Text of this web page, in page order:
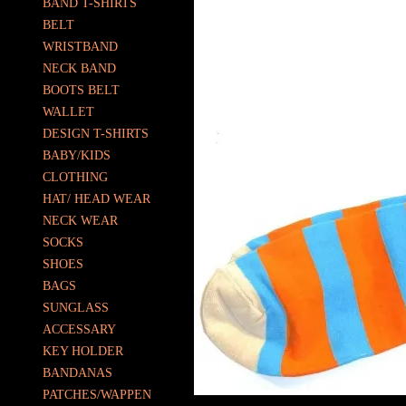
BAND T-SHIRTS
BELT
WRISTBAND
NECK BAND
BOOTS BELT
WALLET
DESIGN T-SHIRTS
BABY/KIDS
CLOTHING
HAT/ HEAD WEAR
NECK WEAR
SOCKS
SHOES
BAGS
SUNGLASS
ACCESSARY
KEY HOLDER
BANDANAS
PATCHES/WAPPEN